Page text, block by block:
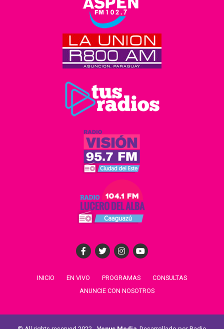
INICIO EN VIVO PROGRAMAS
CONSULTAS
ANUNCIE CON NOSOTROS